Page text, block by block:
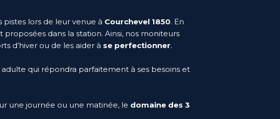
pistes lors de leur venue à Courchevel 1850. En
dans la station. Ainsi, nos moniteurs
d’hiver ou de les aider à se perfectionner.
qui répondra parfaitement à ses besoins et
une journée ou une matinée, le domaine des 3